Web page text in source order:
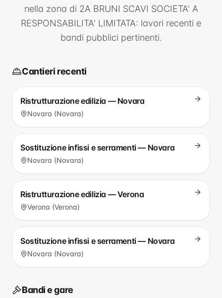
nella zona di 2A BRUNI SCAVI SOCIETA' A
RESPONSABILITA' LIMITATA: lavori recenti e
bandi pubblici pertinenti.
Cantieri recenti
Ristrutturazione edilizia — Novara
Novara (Novara)
Sostituzione infissi e serramenti — Novara
Novara (Novara)
Ristrutturazione edilizia — Verona
Verona (Verona)
Sostituzione infissi e serramenti — Novara
Novara (Novara)
Bandi e gare